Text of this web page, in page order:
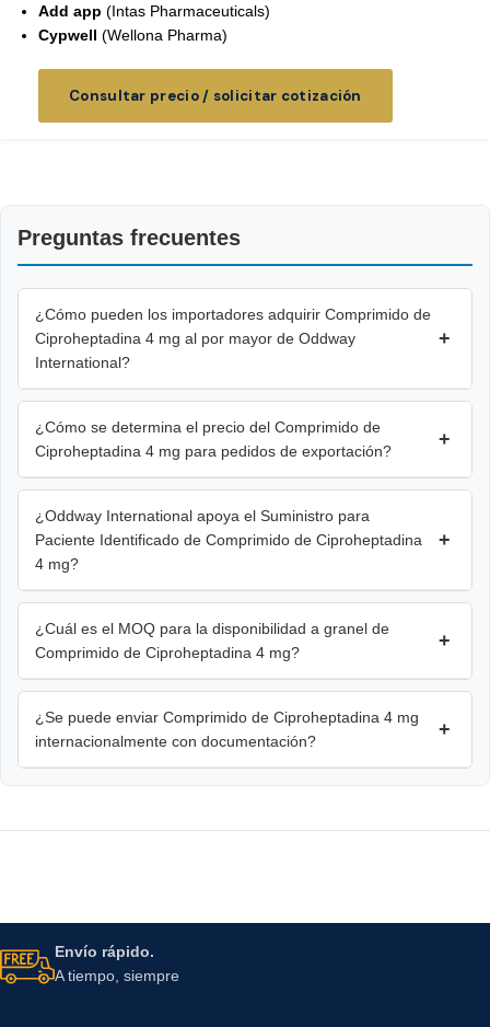
Add app (Intas Pharmaceuticals)
Cypwell (Wellona Pharma)
Consultar precio / solicitar cotización
Preguntas frecuentes
¿Cómo pueden los importadores adquirir Comprimido de
Ciproheptadina 4 mg al por mayor de Oddway
International?
+
¿Cómo se determina el precio del Comprimido de
Ciproheptadina 4 mg para pedidos de exportación?
+
¿Oddway International apoya el Suministro para
Paciente Identificado de Comprimido de Ciproheptadina
4 mg?
+
¿Cuál es el MOQ para la disponibilidad a granel de
Comprimido de Ciproheptadina 4 mg?
+
¿Se puede enviar Comprimido de Ciproheptadina 4 mg
internacionalmente con documentación?
+
Envío rápido.
A tiempo, siempre